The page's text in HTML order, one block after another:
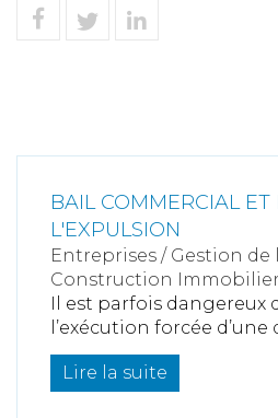
BAIL COMMERCIAL
L'EXPULSION
Entreprises / Gestion de
Construction Immobilier
Il est parfois dangereux
l’exécution forcée d’une
Lire la suite